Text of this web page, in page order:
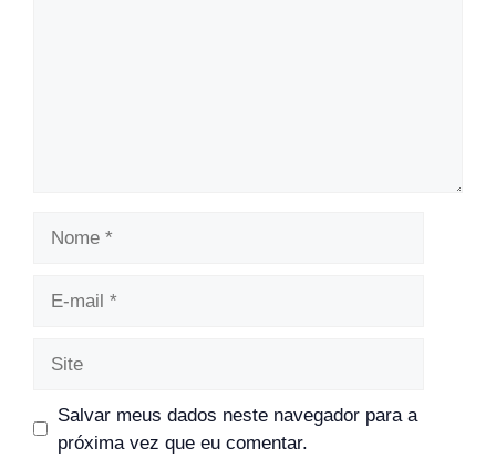
Salvar meus dados neste navegador para a
próxima vez que eu comentar.